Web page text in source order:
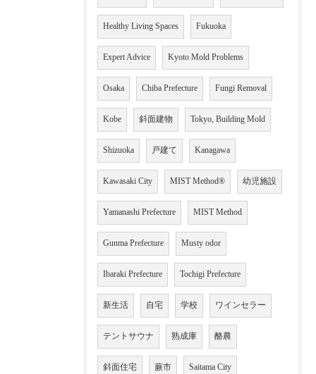
Healthy Living Spaces Fukuoka
Expert Advice Kyoto Mold Problems
Osaka Chiba Prefecture Fungi Removal
Kobe 斜面建物 Tokyo, Building Mold
Shizuoka 戸建て Kanagawa
Kawasaki City MIST Method® 幼児施設
Yamanashi Prefecture MIST Method
Gunma Prefecture Musty odor
Ibaraki Prefecture Tochigi Prefecture
新生活 自宅 学校 ワインセラー
テントサウナ 熟成庫 酪農
斜面住宅 蕨市 Saitama City